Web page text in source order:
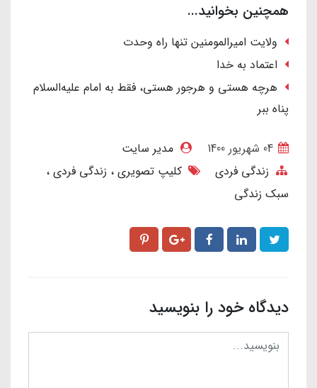
همچنین بخوانید...
ولایت امیرالمومنین تنها راه وحدت
اعتماد به خدا
هرچه هستی و هرجور هستی، فقط به امام علیه‌السلام
پناه ببر
مدیر سایت
زندگی فردی
کلیپ تصویری زندگی فردی
سبک زندگی
دیدگاه خود را بنویسید